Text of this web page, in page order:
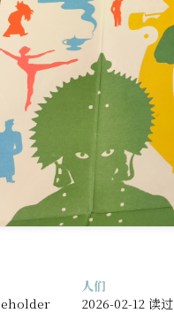
人们
2026-02-12 读过